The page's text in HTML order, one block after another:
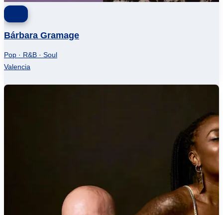
Bárbara Gramage
Pop · R&B · Soul
Valencia